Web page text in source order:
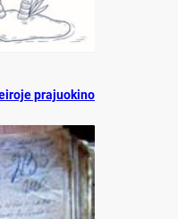
pra­juo­ki­no